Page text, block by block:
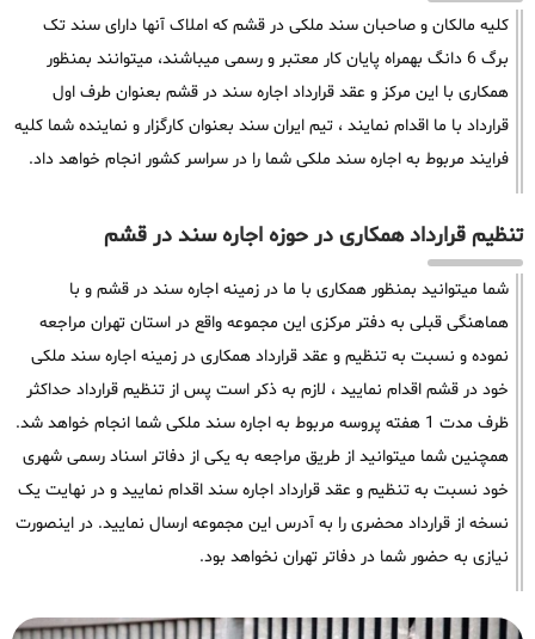
کلیه مالکان و صاحبان سند ملکی در قشم که املاک آنها دارای سند تک
برگ 6 دانگ بهمراه پایان کار معتبر و رسمی میباشند، میتوانند بمنظور
همکاری با این مرکز و عقد قرارداد اجاره سند در قشم بعنوان طرف اول
قرارداد با ما اقدام نمایند ، تیم ایران سند بعنوان کارگزار و نماینده شما کلیه
فرایند مربوط به اجاره سند ملکی شما را در سراسر کشور انجام خواهد داد.
تنظیم قرارداد همکاری در حوزه اجاره سند در قشم
شما میتوانید بمنظور همکاری با ما در زمینه اجاره سند در قشم و با
هماهنگی قبلی به دفتر مرکزی این مجموعه واقع در استان تهران مراجعه
نموده و نسبت به تنظیم و عقد قرارداد همکاری در زمینه اجاره سند ملکی
خود در قشم اقدام نمایید ، لازم به ذکر است پس از تنظیم قرارداد حداکثر
ظرف مدت 1 هفته پروسه مربوط به اجاره سند ملکی شما انجام خواهد شد.
همچنین شما میتوانید از طریق مراجعه به یکی از دفاتر اسناد رسمی شهری
خود نسبت به تنظیم و عقد قرارداد اجاره سند اقدام نمایید و در نهایت یک
نسخه از قرارداد محضری را به آدرس این مجموعه ارسال نمایید. در اینصورت
نیازی به حضور شما در دفاتر تهران نخواهد بود.